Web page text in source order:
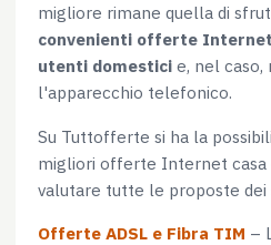
migliore rimane quella di
convenienti offerte
utenti domestici e, nel
l'apparecchio telefonico.
Su Tuttofferte si ha la
migliori offerte Internet casa
valutare tutte le proposte
Offerte ADSL e Fibra TIM –